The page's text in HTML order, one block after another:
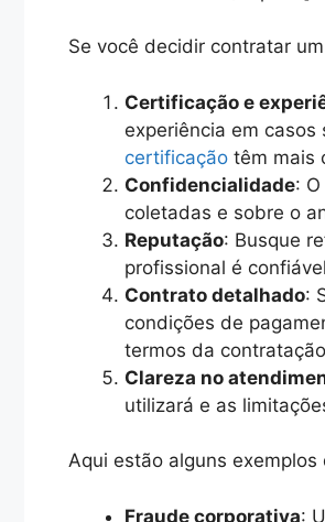
Se você decidir contratar
Certificação e
experiência em casos
certificação têm mais
Confidencialidade:
coletadas e sobre o
Reputação: Busque
profissional é
Contrato detalhado:
condições de
termos da
Clareza no
utilizará e as
Aqui estão alguns
Fraude corporativa: